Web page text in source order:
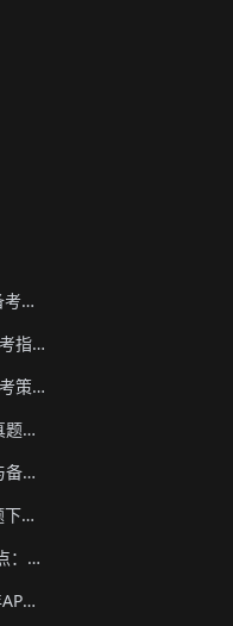
2025 年AP物理C力学考试新考纲备考要点与真题下载
2025年AP物理1考试大纲与真题备考指南
2025年AP物理2考纲深度解读与备考策略
2025年AP统计学考试内容详解与真题教材下载
2025年AP微观经济考试真题下载与备考要点
2025 AP物理C电磁考试改革、真题下载与备考要点
2025 AP心理学考试改革与备考要点：真题下载&教材推荐
掌握核心知识点：高效备考2025年AP化学